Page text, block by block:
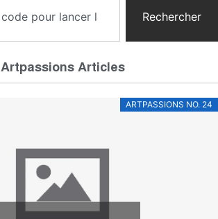
Rechercher
Artpassions Articles
ARTPASSIONS NO. 24